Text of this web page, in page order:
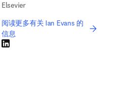
Elsevier
阅读更多有关 Ian Evans 的
信息
LinkedIn 在新的选项卡/窗口中打开